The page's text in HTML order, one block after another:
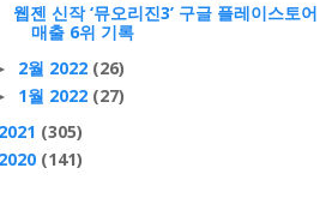
웹젠 신작 ‘뮤오리진3’ 구글 플레이스토어
매출 6위 기록
2월 2022 (26)
1월 2022 (27)
(305)
(141)